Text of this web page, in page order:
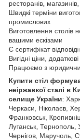
ресторанів,
Швидкі терміни
промислових
Виготовлення столів
вашими ескізами
Є сертифікат
Вигідні ціни,
Працюємо з
Купити стіл
неіржавкої сталі в
селище України:
Черкаси, Ніколаєв,
Франковськ,
Луганськ, Тернополь,
Чернігов, Маручоль,